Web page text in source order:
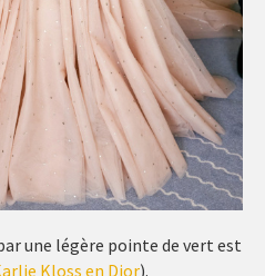
une légère pointe de vert est
Kloss en Dior).